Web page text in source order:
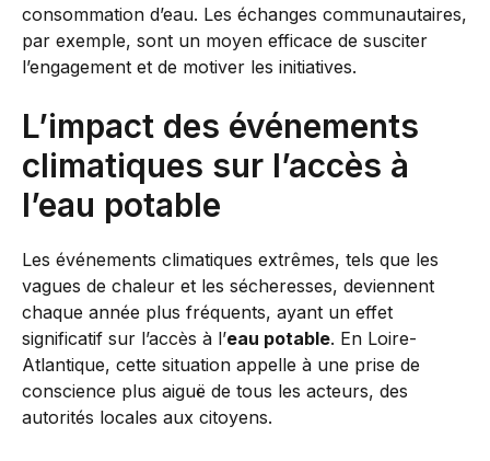
consommation d’eau. Les échanges communautaires,
par exemple, sont un moyen efficace de susciter
l’engagement et de motiver les initiatives.
L’impact des événements
climatiques sur l’accès à
l’eau potable
Les événements climatiques extrêmes, tels que les
vagues de chaleur et les sécheresses, deviennent
chaque année plus fréquents, ayant un effet
significatif sur l’accès à l’eau potable. En Loire-
Atlantique, cette situation appelle à une prise de
conscience plus aiguë de tous les acteurs, des
autorités locales aux citoyens.